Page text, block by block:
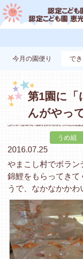
今月の園便り で
第1園に「
んがやっ
うめ組
2016.07.25
やまこし村でボラン
錦鯉をもらってきて
うで、なかなかかわ